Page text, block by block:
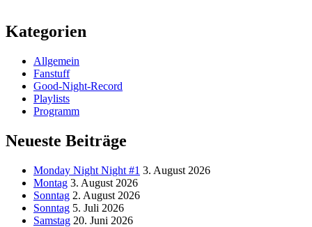
Kategorien
Allgemein
Fanstuff
Good-Night-Record
Playlists
Programm
Neueste Beiträge
Monday Night Night #1 3. August 2026
Montag 3. August 2026
Sonntag 2. August 2026
Sonntag 5. Juli 2026
Samstag 20. Juni 2026